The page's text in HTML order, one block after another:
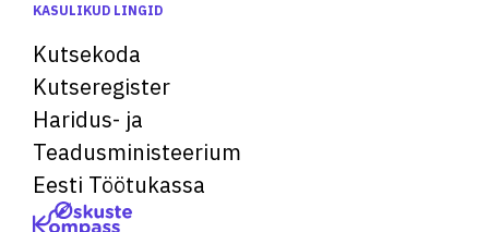
KASULIKUD LINGID
Kutsekoda
Kutseregister
Haridus- ja
Teadusministeerium
Eesti Töötukassa